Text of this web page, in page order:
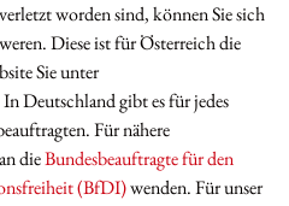
worden sind, können Sie sich
Diese ist für Österreich die
Sie unter
Deutschland gibt es für jedes
Für nähere
dieBundesbeauftragte für den
(BfDI)wenden. Für unser